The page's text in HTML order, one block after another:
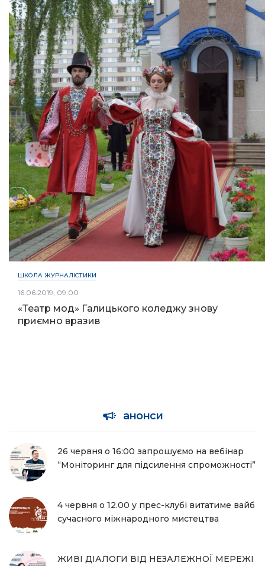
ШКОЛА ЖУРНАЛІСТИКИ
16.06.2019, 09:00
«Театр мод» Галицького коледжу знову
приємно вразив
анонси
26 червня о 16:00 запрошуємо на вебінар
“Моніторинг для підсилення спроможності”
4 червня о 12.00 у прес-клубі витатиме вайб
сучасного міжнародного мистецтва
ЖИВІ ДІАЛОГИ ВІД НЕЗАЛЕЖНОЇ МЕРЕЖІ